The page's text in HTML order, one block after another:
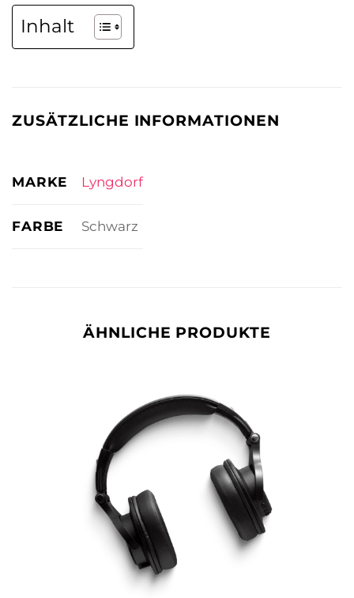
Inhalt
ZUSÄTZLICHE INFORMATIONEN
MARKE Lyngdorf
FARBE Schwarz
ÄHNLICHE PRODUKTE